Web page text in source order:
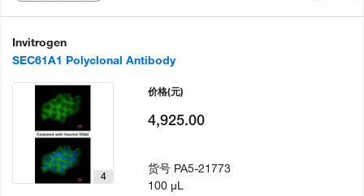
Invitrogen
SEC61A1 Polyclonal Antibody
4
价格(元)
4,925.00
货号 PA5-21773
100 µL